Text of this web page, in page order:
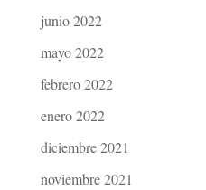
junio 2022
mayo 2022
febrero 2022
enero 2022
diciembre 2021
noviembre 2021